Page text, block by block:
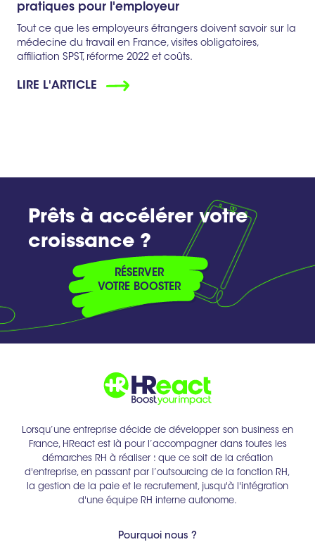
pratiques pour l'employeur
Tout ce que les employeurs étrangers doivent savoir sur la
médecine du travail en France, visites obligatoires,
affiliation SPST, réforme 2022 et coûts.
LIRE L'ARTICLE
Prêts à accélérer votre
croissance ?
RÉSERVER
VOTRE BOOSTER
Lorsqu’une entreprise décide de développer son business en
France, HReact est là pour l’accompagner dans toutes les
démarches RH à réaliser : que ce soit de la création
d'entreprise, en passant par l’outsourcing de la fonction RH,
la gestion de la paie et le recrutement, jusqu'à l'intégration
d'une équipe RH interne autonome.
Pourquoi nous ?